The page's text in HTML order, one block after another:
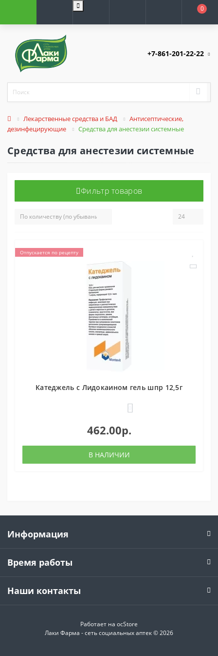
0
+7-861-201-22-22
Лекарственные средства и БАД
Антисептические,
дезинфецирующие
Средства для анестезии системные
Средства для анестезии системные
Фильтр товаров
Отпускается по рецепту
Катеджель с Лидокаином гель шпр 12,5г
462.00р.
В НАЛИЧИИ
Информация
Время работы
Наши контакты
Работает на ocStore
Лаки Фарма - сеть социальных аптек © 2026